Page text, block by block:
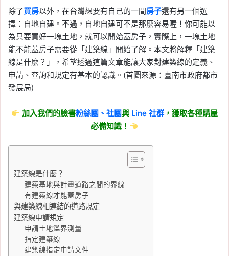
除了買房以外，在台灣想要有自己的一間房子還有另一個選
擇：自地自建。不過，自地自建可不是那麼容易喔！你可能以
為只要買好一塊土地，就可以開始蓋房子，實際上，一塊土地
能不能蓋房子需要從「建築線」開始了解。本文將解釋「建築
線是什麼？」，希望透過這篇文章能讓大家對建築線的定義、
申請、查詢和規定有基本的認識。(首圖來源：臺南市政府都市
發展局)
加入我們的臉書粉絲團、社團與 Line社群 ，獲取各種購屋
必備知識！
建築線是什麼？
建築基地與計畫道路之間的界線
有建築線才能蓋房子
與建築線相連結的道路規定
建築線申請規定
申請土地鑑界測量
指定建築線
建築線指定申請文件